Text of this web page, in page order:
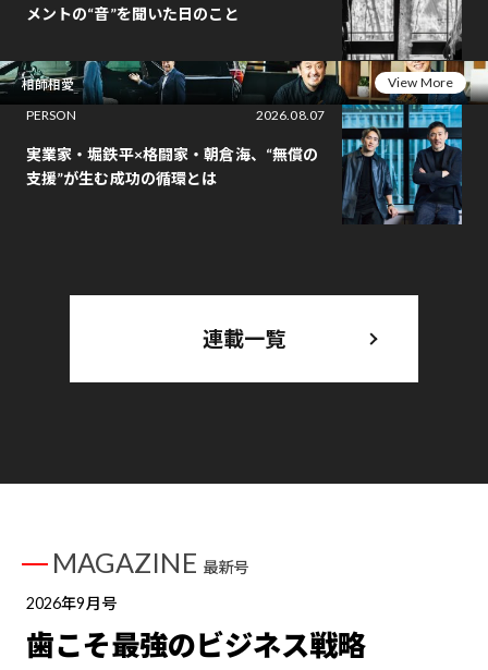
メントの“音”を聞いた日のこと
相師相愛
View More
PERSON
2026.08.07
実業家・堀鉄平×格闘家・朝倉海、“無償の
支援”が生む成功の循環とは
連載一覧
MAGAZINE 最新号
2026年9月号
歯こそ最強のビジネス戦略